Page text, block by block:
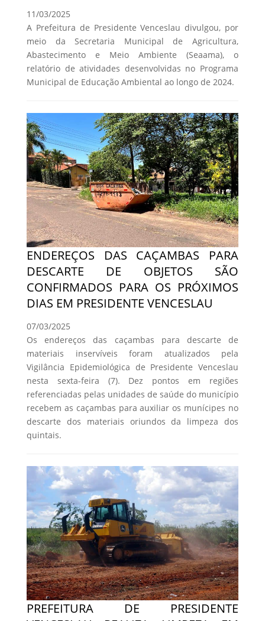
11/03/2025
A Prefeitura de Presidente Venceslau divulgou, por
meio da Secretaria Municipal de Agricultura,
Abastecimento e Meio Ambiente (Seaama), o
relatório de atividades desenvolvidas no Programa
Municipal de Educação Ambiental ao longo de 2024.
ENDEREÇOS DAS CAÇAMBAS PARA
DESCARTE DE OBJETOS SÃO
CONFIRMADOS PARA OS PRÓXIMOS
DIAS EM PRESIDENTE VENCESLAU
07/03/2025
Os endereços das caçambas para descarte de
materiais inservíveis foram atualizados pela
Vigilância Epidemiológica de Presidente Venceslau
nesta sexta-feira (7). Dez pontos em regiões
referenciadas pelas unidades de saúde do município
recebem as caçambas para auxiliar os munícipes no
descarte dos materiais oriundos da limpeza dos
quintais.
PREFEITURA DE PRESIDENTE